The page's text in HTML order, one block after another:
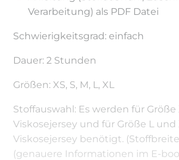
Verarbeitung) als PDF Datei
Schwierigkeitsgrad: einfach
Dauer: 2 Stunden
Größen: XS, S, M, L, XL
Stoffauswahl: Es werden für Größe
Viskosejersey und für Größe L und
Viskosejersey benötigt.
(genauere Informationen im E-